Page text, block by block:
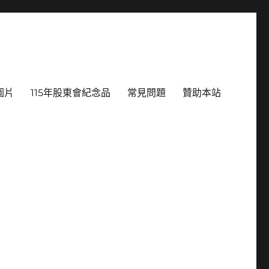
片 115年股東會紀念品 常見問題 贊助本站